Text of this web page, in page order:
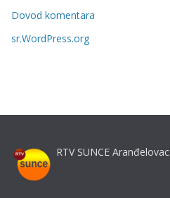
i
e
Dovod komentara
sr.WordPress.org
RTV SUNCE Aranđelovac